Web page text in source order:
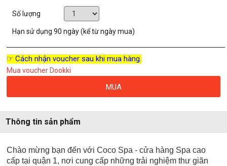
Số lượng
Hạn sử dụng90 ngày (kể từ ngày mua)
☞ Cách nhận voucher sau khi mua hàng.
Mua voucher Dookki
MUA
Thông tin sản phẩm
Chào mừng bạn đến với Coco Spa - cửa hàng Spa cao
cấp tại quận 1, nơi cung cấp những trải nghiệm thư giãn